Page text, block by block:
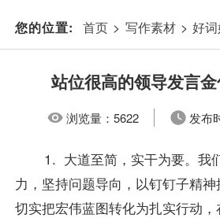
您的位置: 首页 > 写作素材 > 好
站位很高的领导发言金
浏览量：5622 发布
1. 大道至简，实干为要。我
力，坚持问题导向，以钉钉子精神
切实把宏伟蓝图转化为扎实行动